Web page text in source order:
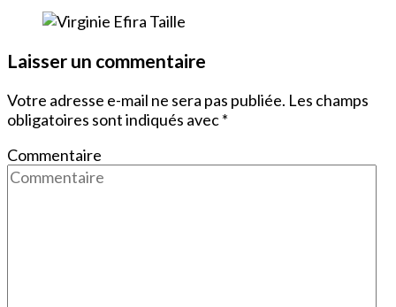
Laisser un commentaire
Votre adresse e-mail ne sera pas publiée. Les champs
obligatoires sont indiqués avec*
Commentaire